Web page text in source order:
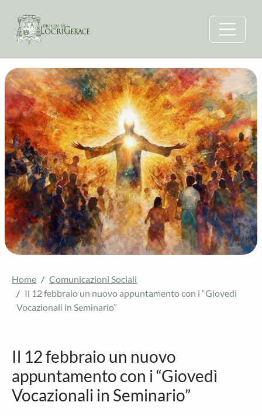
Home
Comunicazioni Sociali
Il 12 febbraio un nuovo appuntamento con i “Giovedì
Vocazionali in Seminario”
Il 12 febbraio un nuovo
appuntamento con i “Giovedì
Vocazionali in Seminario”